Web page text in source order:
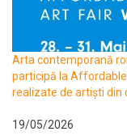
Arta contemporană
participă la
realizate de artiști din
19/05/2026